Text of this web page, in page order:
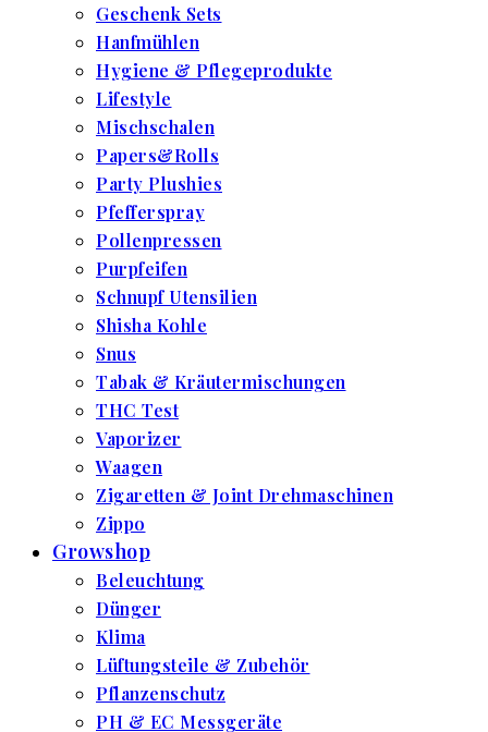
Geschenk Sets
Hanfmühlen
Hygiene & Pflegeprodukte
Lifestyle
Mischschalen
Papers&Rolls
Party Plushies
Pfefferspray
Pollenpressen
Purpfeifen
Schnupf Utensilien
Shisha Kohle
Snus
Tabak & Kräutermischungen
THC Test
Vaporizer
Waagen
Zigaretten & Joint Drehmaschinen
Zippo
Growshop
Beleuchtung
Dünger
Klima
Lüftungsteile & Zubehör
Pflanzenschutz
PH & EC Messgeräte